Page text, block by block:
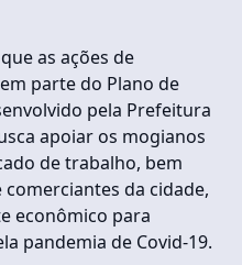
as ações de
parte do Plano de
pela Prefeitura
apoiar os mogianos
de trabalho, bem
da cidade,
econômico para
pandemia de Covid-19.